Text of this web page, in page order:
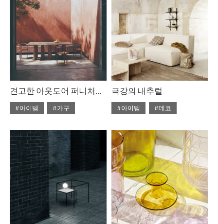
견고한 아웃도어 퍼니처를 찾고 있다면
#아이템
#가구
#ISSUE263
#테이블
극강의 내추럴
#아이템
#데코
#6월호 뉴
#뉴
#디올
#라탄
#리넨
#우드
#의자
#자라홈
#조명
#체어
#테이블
#토즈
#펌리빙